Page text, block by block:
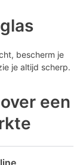
bescherm je
je altijd scherp.
een